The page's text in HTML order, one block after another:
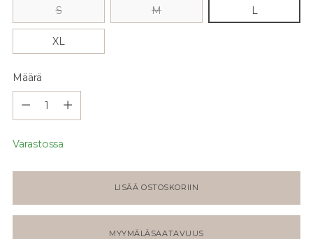
S M L
XL
Määrä
Varastossa
LISÄÄ OSTOSKORIIN
MYYMÄLÄSAATAVUUS